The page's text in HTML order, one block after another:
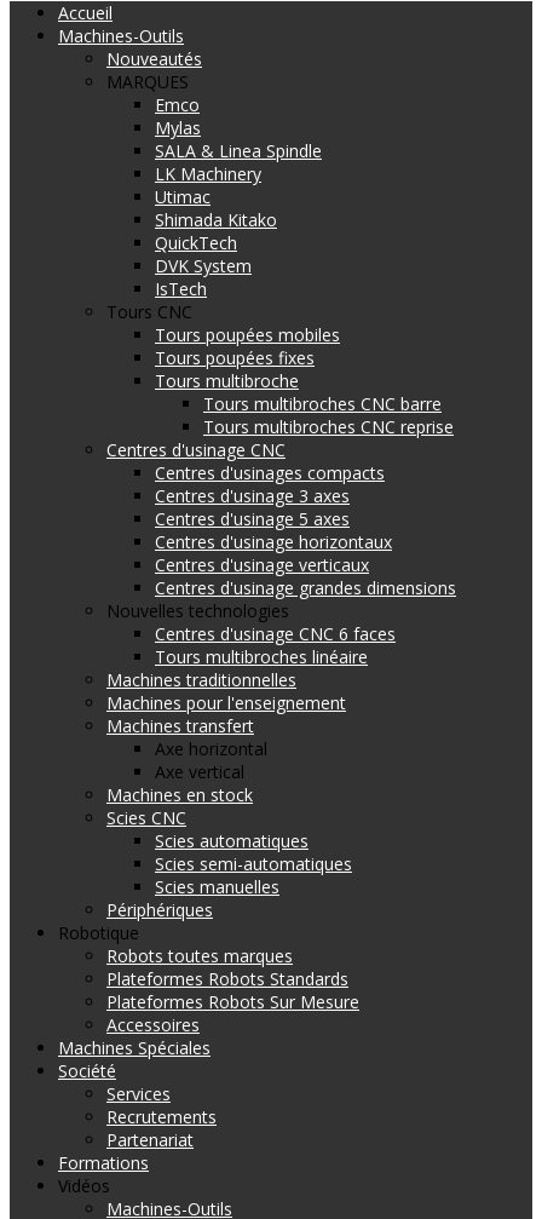
Accueil
Machines-Outils
Nouveautés
MARQUES
Emco
Mylas
SALA & Linea Spindle
LK Machinery
Utimac
Shimada Kitako
QuickTech
DVK System
IsTech
Tours CNC
Tours poupées mobiles
Tours poupées fixes
Tours multibroche
Tours multibroches CNC barre
Tours multibroches CNC reprise
Centres d'usinage CNC
Centres d'usinages compacts
Centres d'usinage 3 axes
Centres d'usinage 5 axes
Centres d'usinage horizontaux
Centres d'usinage verticaux
Centres d'usinage grandes dimensions
Nouvelles technologies
Centres d'usinage CNC 6 faces
Tours multibroches linéaire
Machines traditionnelles
Machines pour l'enseignement
Machines transfert
Axe horizontal
Axe vertical
Machines en stock
Scies CNC
Scies automatiques
Scies semi-automatiques
Scies manuelles
Périphériques
Robotique
Robots toutes marques
Plateformes Robots Standards
Plateformes Robots Sur Mesure
Accessoires
Machines Spéciales
Société
Services
Recrutements
Partenariat
Formations
Vidéos
Machines-Outils